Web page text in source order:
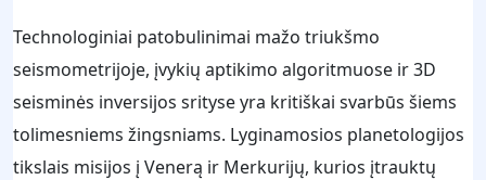
Technologiniai patobulinimai mažo triukšmo
seismometrijoje, įvykių aptikimo algoritmuose ir 3D
seisminės inversijos srityse yra kritiškai svarbūs šiems
tolimesniems žingsniams. Lyginamosios planetologijos
tikslais misijos į Venerą ir Merkurijų, kurios įtrauktų